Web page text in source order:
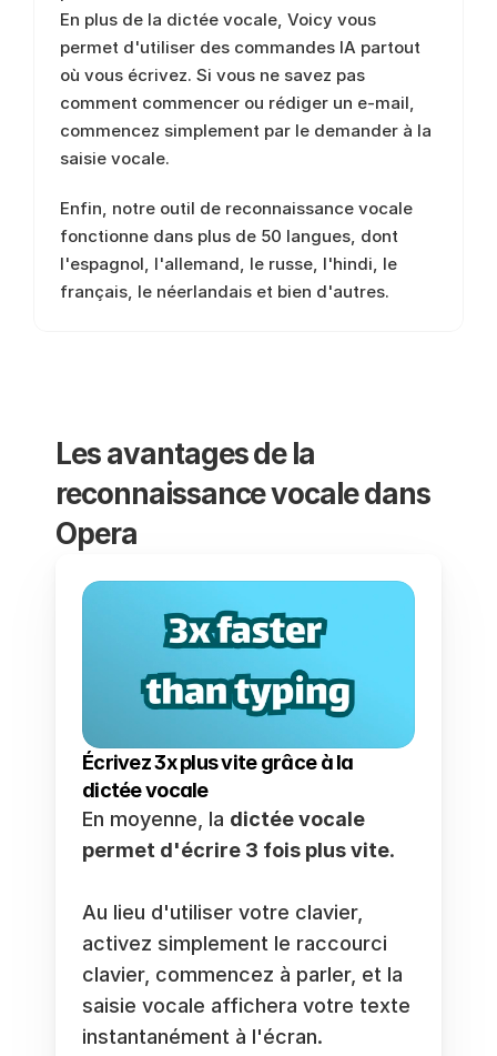
En plus de la dictée vocale, Voicy vous
permet d'utiliser des commandes IA partout
où vous écrivez. Si vous ne savez pas
comment commencer ou rédiger un e-mail,
commencez simplement par le demander à la
saisie vocale.
Enfin, notre outil de reconnaissance vocale
fonctionne dans plus de 50 langues, dont
l'espagnol, l'allemand, le russe, l'hindi, le
français, le néerlandais et bien d'autres.
Les avantages de la
reconnaissance vocale dans
Opera
Écrivez 3x plus vite grâce à la
dictée vocale
En moyenne, la dictée vocale
permet d'écrire 3 fois plus vite.
Au lieu d'utiliser votre clavier,
activez simplement le raccourci
clavier, commencez à parler, et la
saisie vocale affichera votre texte
instantanément à l'écran.